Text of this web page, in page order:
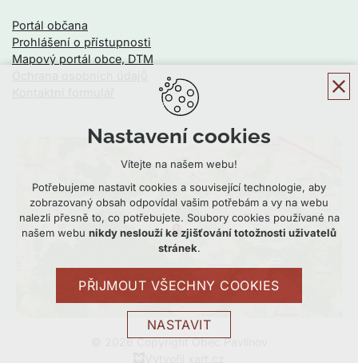
Portál občana
Prohlášení o přístupnosti
Mapový portál obce, DTM
© 2026 Copyright Obec Pavlínov
Nastavení cookies
Vítejte na našem webu!
Potřebujeme nastavit cookies a související technologie, aby
zobrazovaný obsah odpovídal vašim potřebám a vy na webu
nalezli přesně to, co potřebujete. Soubory cookies používané na
našem webu nikdy neslouží ke zjišťování totožnosti uživatelů
stránek.
PŘIJMOUT VŠECHNY COOKIES
NASTAVIT